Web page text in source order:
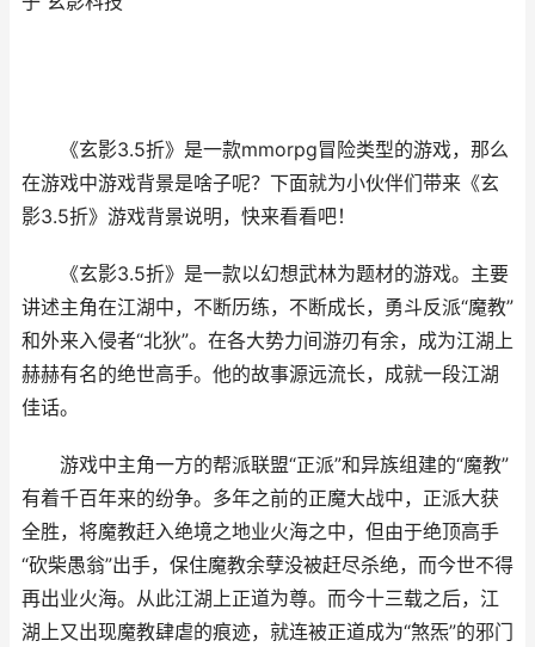
《玄影3.5折》是一款mmorpg冒险类型的游戏，那么
在游戏中游戏背景是啥子呢？下面就为小伙伴们带来《玄
影3.5折》游戏背景说明，快来看看吧！
《玄影3.5折》是一款以幻想武林为题材的游戏。主要
讲述主角在江湖中，不断历练，不断成长，勇斗反派“魔教”
和外来入侵者“北狄”。在各大势力间游刃有余，成为江湖上
赫赫有名的绝世高手。他的故事源远流长，成就一段江湖
佳话。
游戏中主角一方的帮派联盟“正派”和异族组建的“魔教”
有着千百年来的纷争。多年之前的正魔大战中，正派大获
全胜，将魔教赶入绝境之地业火海之中，但由于绝顶高手
“砍柴愚翁”出手，保住魔教余孽没被赶尽杀绝，而今世不得
再出业火海。从此江湖上正道为尊。而今十三载之后，江
湖上又出现魔教肆虐的痕迹，就连被正道成为“煞炁”的邪门